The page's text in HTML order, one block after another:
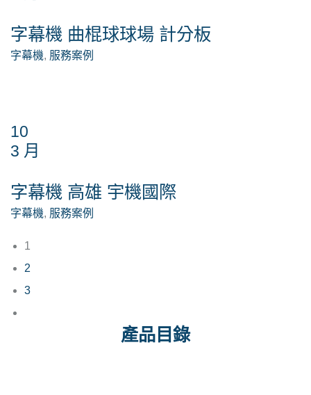
字幕機 曲棍球球場 計分板
字幕機, 服務案例
10
3 月
字幕機 高雄 宇機國際
字幕機, 服務案例
1
2
3
產品目錄